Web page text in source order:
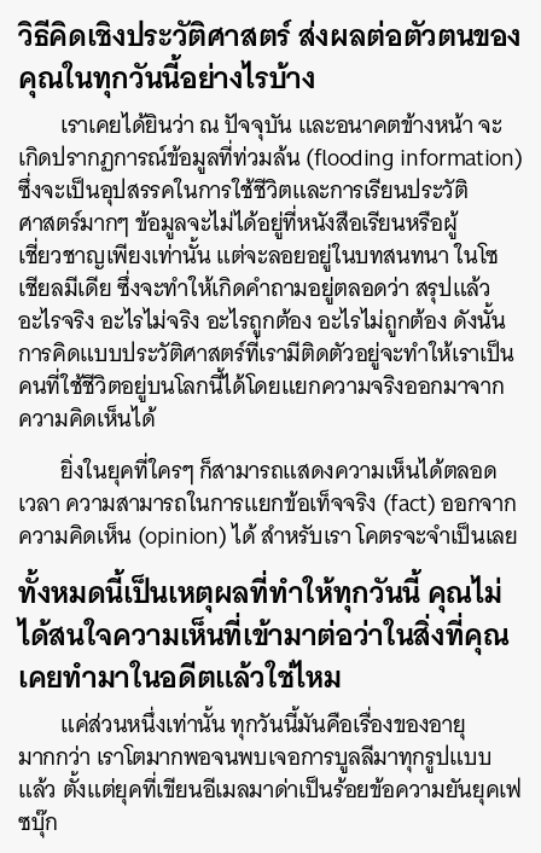
วิธีคิดเชิงประวัติศาสตร์ ส่งผลต่อตัวตนของ
คุณในทุกวันนี้อย่างไรบ้าง
เราเคยได้ยินว่า ณ ปัจจุบัน และอนาคตข้างหน้า จะ
เกิดปรากฏการณ์​ข้อมูลที่ท่วมล้น (flooding information)
ซึ่งจะเป็นอุปสรรคในการใช้ชีวิตและการเรียนประวัติ
ศาสตร์มากๆ ข้อมูลจะไม่ได้อยู่ที่หนังสือเรียนหรือผู้
เชี่ยวชาญเพียงเท่านั้น แต่จะลอยอยู่ในบทสนทนา ในโซ
เชียลมีเดีย ซึ่งจะทำให้เกิดคำถามอยู่ตลอดว่า สรุปแล้ว
อะไรจริง อะไรไม่จริง อะไรถูกต้อง อะไรไม่ถูกต้อง ดังนั้น
การคิดแบบประวัติศาสตร์ที่เรามีติดตัวอยู่จะทำให้เราเป็น
คนที่ใช้ชีวิตอยู่บนโลกนี้ได้โดยแยกความจริงออกมาจาก
ความคิดเห็นได้
ยิ่งในยุคที่ใครๆ ก็สามารถแสดงความเห็นได้ตลอด
เวลา ความสามารถในการแยกข้อเท็จจริง (fact) ออกจาก
ความคิดเห็น (opinion) ได้ สำหรับเรา โคตรจะจำเป็นเลย
ทั้งหมดนี้เป็นเหตุผลที่ทำให้ทุกวันนี้ คุณไม่
ได้สนใจความเห็นที่เข้ามาต่อว่าในสิ่งที่คุณ
เคยทำมาในอดีตแล้วใช่ไหม
แค่ส่วนหนึ่งเท่านั้น ทุกวันนี้มันคือเรื่องของอายุ
มากกว่า เราโตมากพอจนพบเจอการบูลลีมาทุกรูปแบบ
แล้ว ตั้งแต่ยุคที่เขียนอีเมลมาด่าเป็นร้อยข้อความยันยุคเฟ
ซบุ๊ก